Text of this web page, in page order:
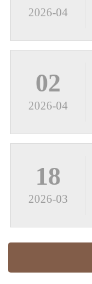
28
2026-04
02
2026-04
18
2026-03